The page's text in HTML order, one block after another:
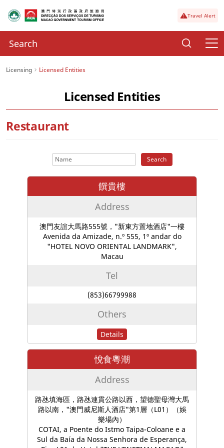
Travel Alert
Licensing Licensed Entities
Licensed Entities
Restaurant
Search
饌貴樓
Address
澳門友誼大馬路555號，"新東方置地酒店"一樓
Avenida da Amizade, n.º 555, 1º andar do
"HOTEL NOVO ORIENTAL LANDMARK",
Macau
Tel
(853)66799988
Others
Details
悅食粵潮
Address
路氹填海區，路氹連貫公路以西，望德聖母灣大馬
路以南，"澳門威尼斯人酒店"第1層（L01）（娛
樂場內）
COTAI, a Poente do Istmo Taipa-Coloane e a
Sul da Baía da Nossa Senhora de Esperança,